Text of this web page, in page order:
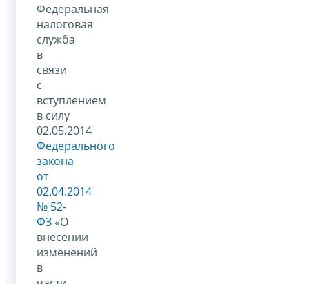
Федеральная
налоговая
служба
в
связи
с
вступлением
в силу
02.05.2014
Федерального
закона
от
02.04.2014
№ 52-
ФЗ «О
внесении
изменений
в